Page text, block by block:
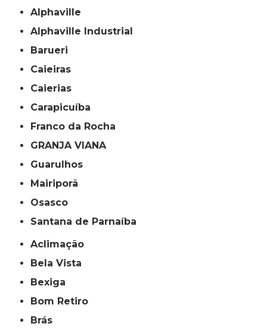
Alphaville
Alphaville Industrial
Barueri
Caieiras
Caierias
Carapicuíba
Franco da Rocha
GRANJA VIANA
Guarulhos
Mairiporã
Osasco
Santana de Parnaíba
Aclimação
Bela Vista
Bexiga
Bom Retiro
Brás